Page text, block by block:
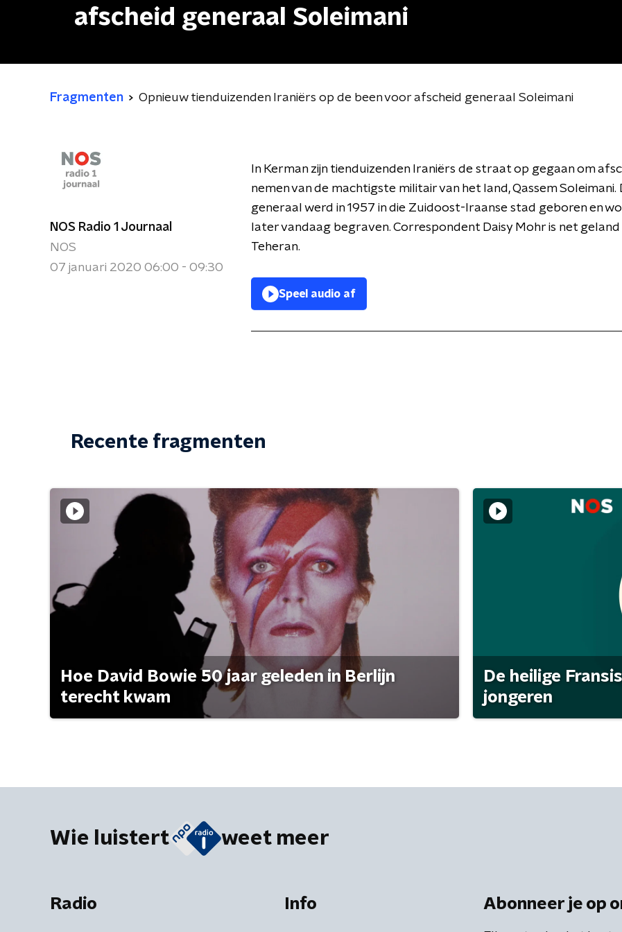
afscheid generaal Soleimani
Fragmenten Opnieuw tienduizenden Iraniërs op de been voor afscheid generaal Soleimani
NOS Radio 1 Journaal
NOS
07 januari 2020 06:00 - 09:30
In Kerman zijn tienduizenden Iraniërs de straat op gegaan om
nemen van de machtigste militair van het land, Qassem Soleimani.
generaal werd in 1957 in die Zuidoost-Iraanse stad geboren en
later vandaag begraven. Correspondent Daisy Mohr is net geland
Teheran.
Speel audio af
Recente fragmenten
Hoe David Bowie 50 jaar geleden in Berlijn
terecht kwam
De heilige
jongeren
Wie luistert weet meer
Radio Info Abonneer je op